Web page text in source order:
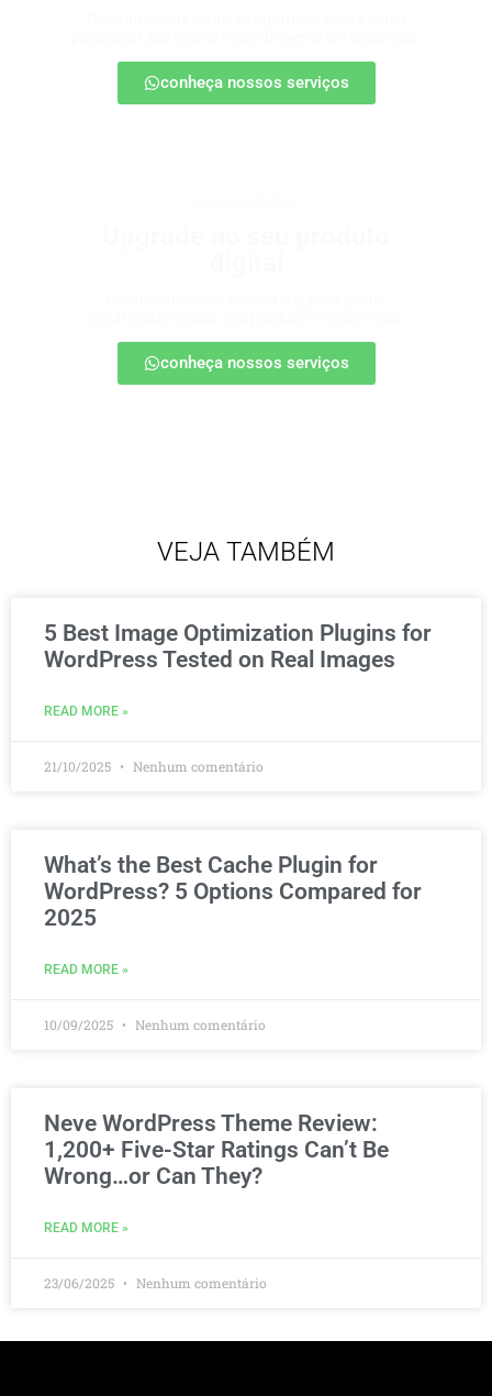
conheça nossos serviços
conheça nossos serviços
VEJA TAMBÉM
5 Best Image Optimization Plugins for
WordPress Tested on Real Images
READ MORE »
21/10/2025 Nenhum comentário
What’s the Best Cache Plugin for
WordPress? 5 Options Compared for
2025
READ MORE »
10/09/2025 Nenhum comentário
Neve WordPress Theme Review:
1,200+ Five-Star Ratings Can’t Be
Wrong…or Can They?
READ MORE »
23/06/2025 Nenhum comentário